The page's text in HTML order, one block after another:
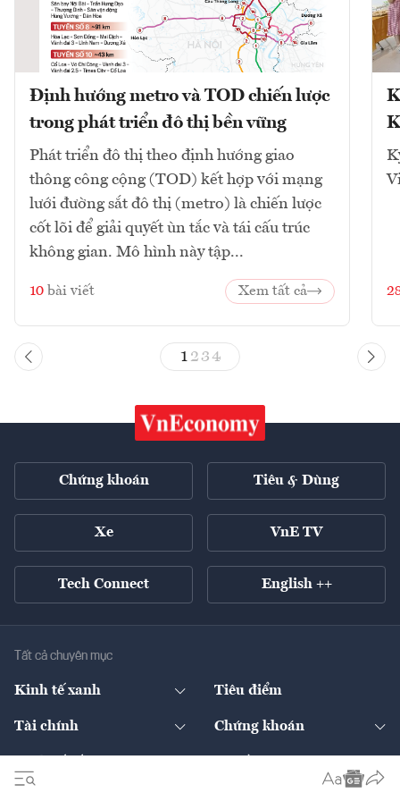
Định hướng metro và TOD chiến lược
trong phát triển đô thị bền vững
Phát triển đô thị theo định hướng giao
thông công cộng (TOD) kết hợp với mạng
lưới đường sắt đô thị (metro) là chiến lược
cốt lõi để giải quyết ùn tắc và tái cấu trúc
không gian. Mô hình này tập...
10 bài viết Xem tất cả
1 23 4
Chứng khoán Tiêu & Dùng
Xe VnE TV
Tech Connect English ++
Tất cả chuyên mục
Kinh tế xanh
Thương hiệu xanh
Tiêu điểm
Tài chính
Ngân hàng
Thị trường vốn
Chứng khoán
Doanh nghiệp niêm yết
Sản phẩm - Thị trường